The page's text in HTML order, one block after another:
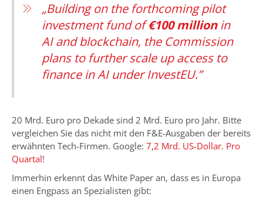
„Building on the forthcoming pilot
investment fund of€100 millionin
AI and blockchain, the Commission
plans to further scale up access to
finance in AI under InvestEU.”
20 Mrd. Euro pro Dekade sind 2 Mrd. Euro pro Jahr. Bitte
vergleichen Sie das nicht mit den F&E-Ausgaben der bereits
erwähnten Tech-Firmen. Google: 7,2 Mrd. US-Dollar. Pro
Quartal!
Immerhin erkennt das White Paper an, dass es in Europa
einen Engpass an Spezialisten gibt: